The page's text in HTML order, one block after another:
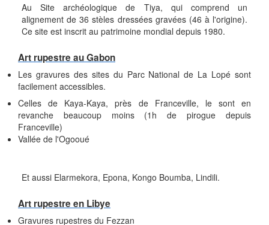
Au Site archéologique de Tiya, qui comprend un
alignement de 36 stèles dressées gravées (46 à l'origine).
Ce site est inscrit au patrimoine mondial depuis 1980.
Art rupestre au Gabon
Les gravures des sites du Parc National de La Lopé sont
facilement accessibles.
Celles de Kaya-Kaya, près de Franceville, le sont en
revanche beaucoup moins (1h de pirogue depuis
Franceville)
Vallée de l'Ogooué
Et aussi Elarmekora, Epona, Kongo Boumba, Lindili.
Art rupestre en Libye
Gravures rupestres du Fezzan